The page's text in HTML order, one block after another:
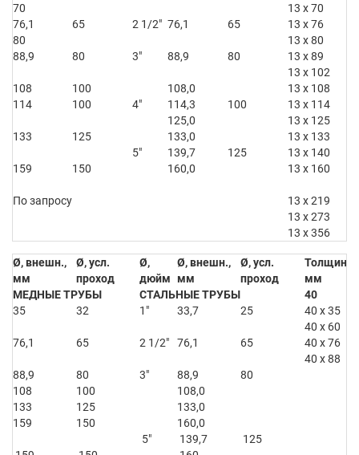
70
13 x 70
76,1
65 2 1/2″ 76,1 65
13 x 76
80
13 x 80
88,9
80 3″ 88,9 80
13 x 89
13 x 102
108
100 108,0
13 x 108
114
100 4″ 114,3 100
13 x 114
125,0
13 x 125
133
125 133,0
13 x 133
5″
139,7 125
13 x 140
159
150 160,0 13 x 160
По запросу
13 x 219
13 x 273
13 x 356
Ø, внешн.,
мм
Ø, усл.
проход
Ø,
дюйм
Ø, внешн.,
мм
Ø, усл.
проход
Толщина
мм
МЕДНЫЕ ТРУБЫ
СТАЛЬНЫЕ ТРУБЫ
40
35
32 1″ 33,7 25
40 x 35
40 x 60
76,1
65 2 1/2″ 76,1 65
40 x 76
40 x 88
88,9
80 3″ 88,9
80
108
100
108,0
133
125
133,0
159
150
160,0
5″
139,7
125